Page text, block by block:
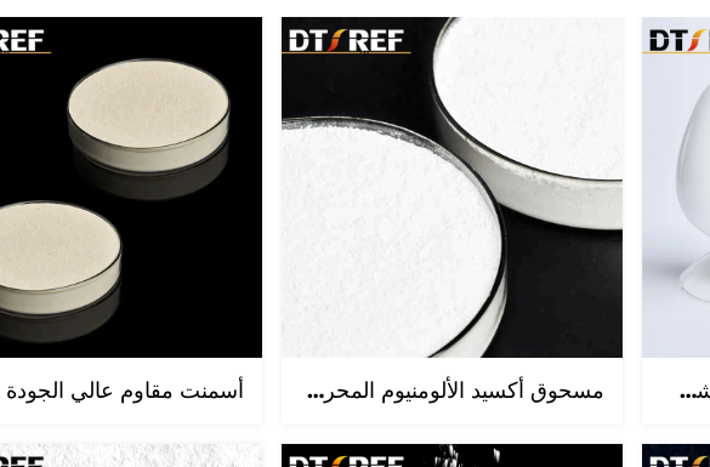
مسحوق أكسيد الألومنيوم النشط AW-SF عالي النقاء (Al₂O₃ بنسبة ٩٨,٥٠٪) ومنخفض المحتوى من ثاني أكسيد السيليكون (SiO₂ بنسبة ٠,٢٠٪)، علامة داتونغ التجارية، مصدره مقاطعة خنان مسحوق أكسيد الألومنيوم المحروق عالي النقاء (Al₂O₃ بنسبة ٩٩,٠–٩٩,٤٪) المستخدم في بكرات السيراميك وأفران الأنفاق ذات الأنبوب، علامة داتونغ التجارية، مصدره مقاطعة خنان، وعالية المقاومة للحرارة
حول المختبر
الملّيت المُدمج
مقاومة
داتونغ لمواد
المراسم
في شركة
الحرارة: تعزيز
مقاومة